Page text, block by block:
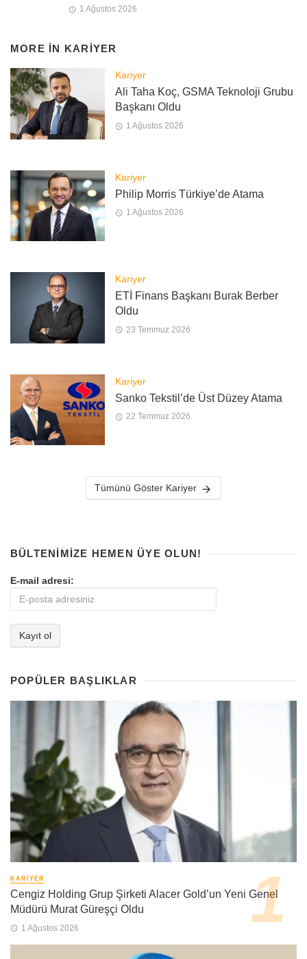
1 Ağustos 2026
MORE IN KARIYER
Kariyer
Ali Taha Koç, GSMA Teknoloji Grubu
Başkanı Oldu
1 Ağustos 2026
Kariyer
Philip Morris Türkiye’de Atama
1 Ağustos 2026
Kariyer
ETİ Finans Başkanı Burak Berber
Oldu
23 Temmuz 2026
Kariyer
Sanko Tekstil’de Üst Düzey Atama
22 Temmuz 2026
Tümünü Göster Kariyer
BÜLTENIMIZE HEMEN ÜYE OLUN!
E-mail adresi:
POPÜLER BAŞLIKLAR
KARIYER
Cengiz Holding Grup Şirketi Alacer Gold’un Yeni Genel
Müdürü Murat Güreşçi Oldu
1 Ağustos 2026